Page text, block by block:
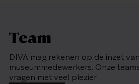
Team
DIVA mag rekenen op de inzet
museummedewerkers. Onze
vragen met veel plezier.